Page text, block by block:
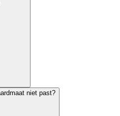
niet past?